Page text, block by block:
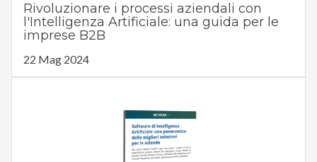
Rivoluzionare i processi aziendali con
l'Intelligenza Artificiale: una guida per le
imprese B2B
22 Mag 2024